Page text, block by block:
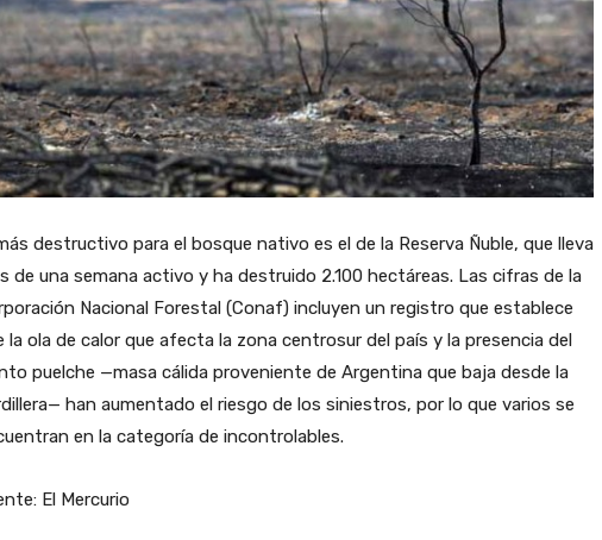
destructivo para el bosque nativo es el de la Reserva Ñuble, que lleva
de una semana activo y ha destruido 2.100 hectáreas. Las cifras de la
Nacional Forestal (Conaf) incluyen un registro que establece
la ola de calor que afecta la zona centrosur del país y la presencia del
puelche —masa cálida proveniente de Argentina que baja desde la
han aumentado el riesgo de los siniestros, por lo que varios se
en la categoría de incontrolables.
El Mercurio